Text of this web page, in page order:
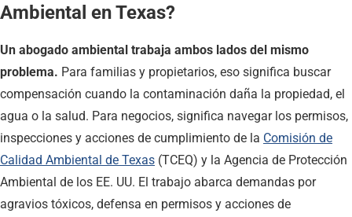
Ambiental en Texas?
Un abogado ambiental trabaja ambos lados del mismo
problema. Para familias y propietarios, eso significa buscar
compensación cuando la contaminación daña la propiedad, el
agua o la salud. Para negocios, significa navegar los permisos,
inspecciones y acciones de cumplimiento de la Comisión de
Calidad Ambiental de Texas (TCEQ) y la Agencia de Protección
Ambiental de los EE. UU. El trabajo abarca demandas por
agravios tóxicos, defensa en permisos y acciones de